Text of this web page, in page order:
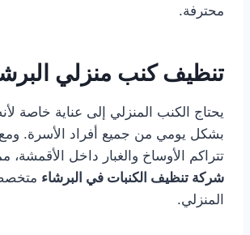
محترفة.
تنظيف كنب منزلي
يحتاج الكنب المنزلي إلى عناية خاصة
بشكل يومي من جميع أفراد الأسرة.
تتراكم الأوساخ والغبار داخل
شركة تنظيف الكنبات في البرشاء
المنزلي.